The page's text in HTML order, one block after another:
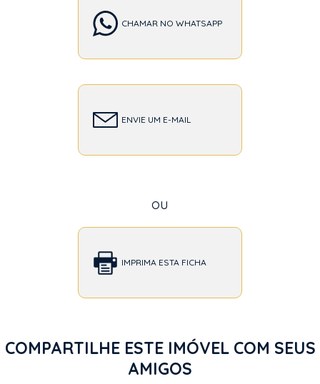
CHAMAR NO WHATSAPP
ENVIE UM E-MAIL
ou
IMPRIMA ESTA FICHA
COMPARTILHE ESTE IMÓVEL COM SEUS
AMIGOS